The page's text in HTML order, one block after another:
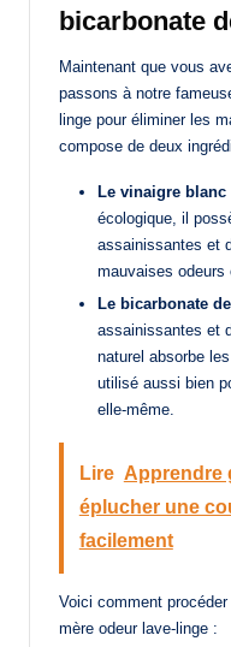
bicarbonate
Maintenant que vous
passons à notre
linge pour éliminer les
compose de deux
Le vinaigre blanc
écologique, il
assainissantes et
mauvaises odeurs
Le bicarbonate
assainissantes et
naturel absorbe
utilisé aussi bien
elle-même.
Lire Apprendre
éplucher une
facilement
Voici comment
mère odeur lave-linge :